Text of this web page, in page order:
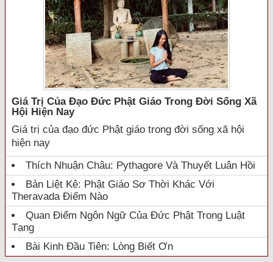
Giá Trị Của Đạo Đức Phật Giáo Trong Đời Sống Xã
Hội Hiện Nay
Giá trị của đạo đức Phật giáo trong đời sống xã hội
hiện nay
Thích Nhuận Châu: Pythagore Và Thuyết Luân Hồi
Bản Liệt Kê: Phật Giáo Sơ Thời Khác Với
Theravada Điểm Nào
Quan Điểm Ngôn Ngữ Của Đức Phật Trong Luật
Tạng
Bài Kinh Đầu Tiên: Lòng Biết Ơn